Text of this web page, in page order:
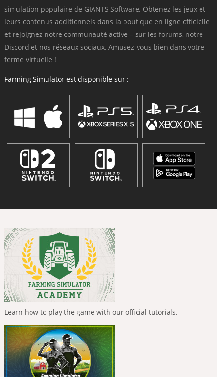
simulation populaire de GIANTS Software. Obtenez les jeux et
leurs contenus additionnels dans la boutique en ligne officielle
et rejoignez notre communauté active – sur les forums, notre
Discord et nos réseaux sociaux. Amusez-vous bien dans votre
ferme virtuelle !
Farming Simulator est disponible sur :
Learn how to play the game with our official tutorials.